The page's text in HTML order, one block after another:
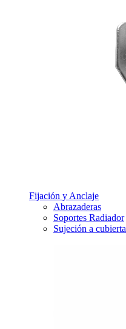
Fijación y Anclaje
Abrazaderas
Soportes Radiador
Sujeción a cubierta